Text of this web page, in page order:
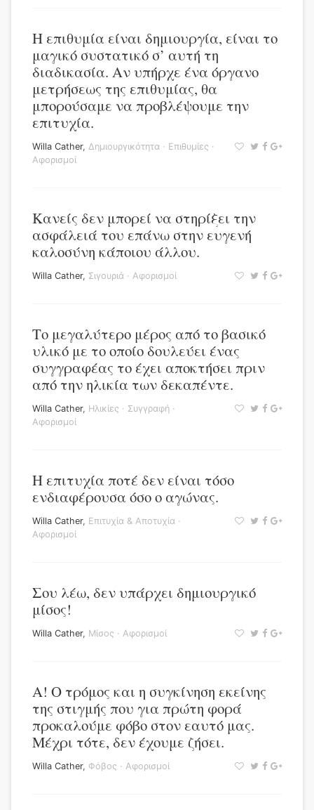
Η επιθυμία είναι δημιουργία, είναι το
μαγικό συστατικό σ’ αυτή τη
διαδικασία. Αν υπήρχε ένα όργανο
μετρήσεως της επιθυμίας, θα
μπορούσαμε να προβλέψουμε την
επιτυχία.
Willa Cather, Δημιουργικότητα · Επιθυμίες ·
Αφορισμοί
Κανείς δεν μπορεί να στηρίξει την
ασφάλειά του επάνω στην ευγενή
καλοσύνη κάποιου άλλου.
Willa Cather, Σιγουριά · Αφορισμοί
Το μεγαλύτερο μέρος από το βασικό
υλικό με το οποίο δουλεύει ένας
συγγραφέας το έχει αποκτήσει πριν
από την ηλικία των δεκαπέντε.
Willa Cather, Ηλικίες · Συγγραφή ·
Αφορισμοί
Η επιτυχία ποτέ δεν είναι τόσο
ενδιαφέρουσα όσο ο αγώνας.
Willa Cather, Επιτυχία & Αποτυχία ·
Αφορισμοί
Σου λέω, δεν υπάρχει δημιουργικό
μίσος!
Willa Cather, Μίσος · Αφορισμοί
Α! Ο τρόμος και η συγκίνηση εκείνης
της στιγμής που για πρώτη φορά
προκαλούμε φόβο στον εαυτό μας.
Μέχρι τότε, δεν έχουμε ζήσει.
Willa Cather, Φόβος · Αφορισμοί